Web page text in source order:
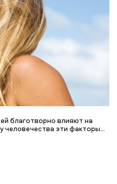
благотворно влияют на
человечества эти факторы...